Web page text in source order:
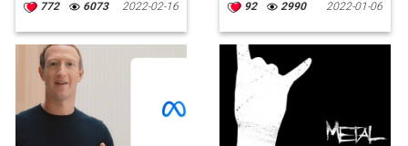
772 6073 2022-02-16 92 2990 2022-01-06